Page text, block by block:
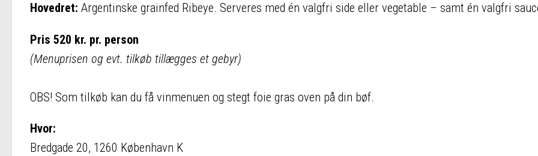
Hovedret: Argentinske grainfed Ribeye. Serveres med én valgfri side eller vegetable – samt én valgfri
Pris 520 kr. pr. person
(Menuprisen og evt. tilkøb tillægges et gebyr)
OBS! Som tilkøb kan du få vinmenuen og stegt foie gras oven på din bøf.
Hvor:
Bredgade 20, 1260 København K